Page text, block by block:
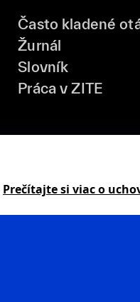
Často kladené
Žurnál
Slovník
Práca v ZITE
Prečítajte si viac o